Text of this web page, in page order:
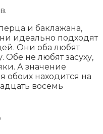
и баклажана,
идеально подходят
Они оба любят
Обе не любят засуху,
А значение
обоих находится на
восемь